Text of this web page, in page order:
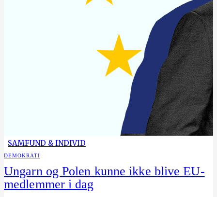
SAMFUND & INDIVID
DEMOKRATI
Ungarn og Polen kunne ikke blive EU-
medlemmer i dag